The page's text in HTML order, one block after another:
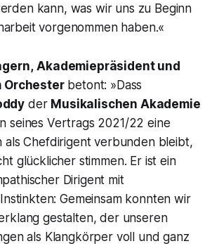
kann, was wir uns zu Beginn
vorgenommen haben.«
Akademiepräsident und
Orchesterbetont: »Dass
der Musikalischen Akademie
seines Vertrags 2021/22 eine
als Chefdirigent verbunden bleibt,
glücklicher stimmen. Er ist ein
Dirigent mit
Gemeinsam konnten wir
gestalten, der unseren
als Klangkörper voll und ganz